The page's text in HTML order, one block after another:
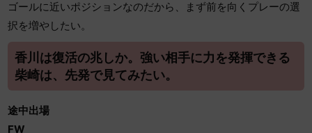
ゴールに近いポジションなのだから、まず前を向くプレーの選
択を増やしたい。
香川は復活の兆しか。強い相手に力を発揮できる
柴崎は、先発で見てみたい。
途中出場
FW